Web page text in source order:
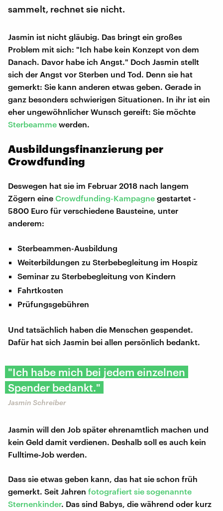
sammelt, rechnet sie nicht.
Jasmin ist nicht gläubig. Das bringt ein großes
Problem mit sich: "Ich habe kein Konzept von dem
Danach. Davor habe ich Angst." Doch Jasmin stellt
sich der Angst vor Sterben und Tod. Denn sie hat
gemerkt: Sie kann anderen etwas geben. Gerade in
ganz besonders schwierigen Situationen. In ihr ist ein
eher ungewöhnlicher Wunsch gereift: Sie möchte
Sterbeamme werden.
Ausbildungsfinanzierung per
Crowdfunding
Deswegen hat sie im Februar 2018 nach langem
Zögern eine Crowdfunding-Kampagne gestartet -
5800 Euro für verschiedene Bausteine, unter
anderem:
Sterbeammen-Ausbildung
Weiterbildungen zu Sterbebegleitung im Hospiz
Seminar zu Sterbebegleitung von Kindern
Fahrtkosten
Prüfungsgebühren
Und tatsächlich haben die Menschen gespendet.
Dafür hat sich Jasmin bei allen persönlich bedankt.
"Ich habe mich bei jedem einzelnen
Spender bedankt."
Jasmin Schreiber
Jasmin will den Job später ehrenamtlich machen und
kein Geld damit verdienen. Deshalb soll es auch kein
Fulltime-Job werden.
Dass sie etwas geben kann, das hat sie schon früh
gemerkt. Seit Jahren fotografiert sie sogenannte
Sternenkinder. Das sind Babys, die während oder kurz